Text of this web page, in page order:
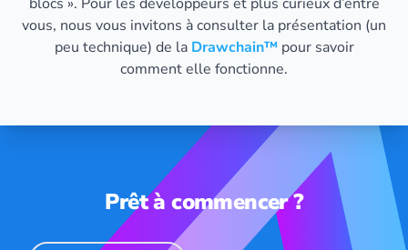
vous, nous vous invitons à consulter la présentation (un
peu technique) de la Drawchain™️ pour savoir
comment elle fonctionne.
Prêt à commencer ?